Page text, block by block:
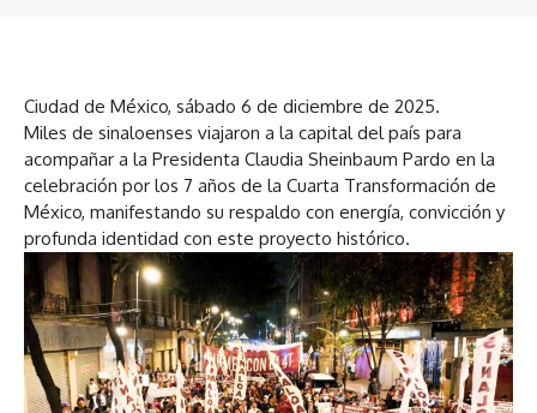
Ciudad de México, sábado 6 de diciembre de 2025.
Miles de sinaloenses viajaron a la capital del país para
acompañar a la Presidenta Claudia Sheinbaum Pardo en la
celebración por los 7 años de la Cuarta Transformación de
México, manifestando su respaldo con energía, convicción y
profunda identidad con este proyecto histórico.